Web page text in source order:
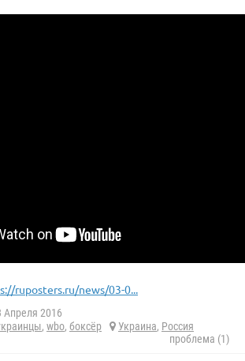
ruposters.ru/news/03-0...
Апреля 2016
, wbo, боксёр Украина, Россия
проблема (1)